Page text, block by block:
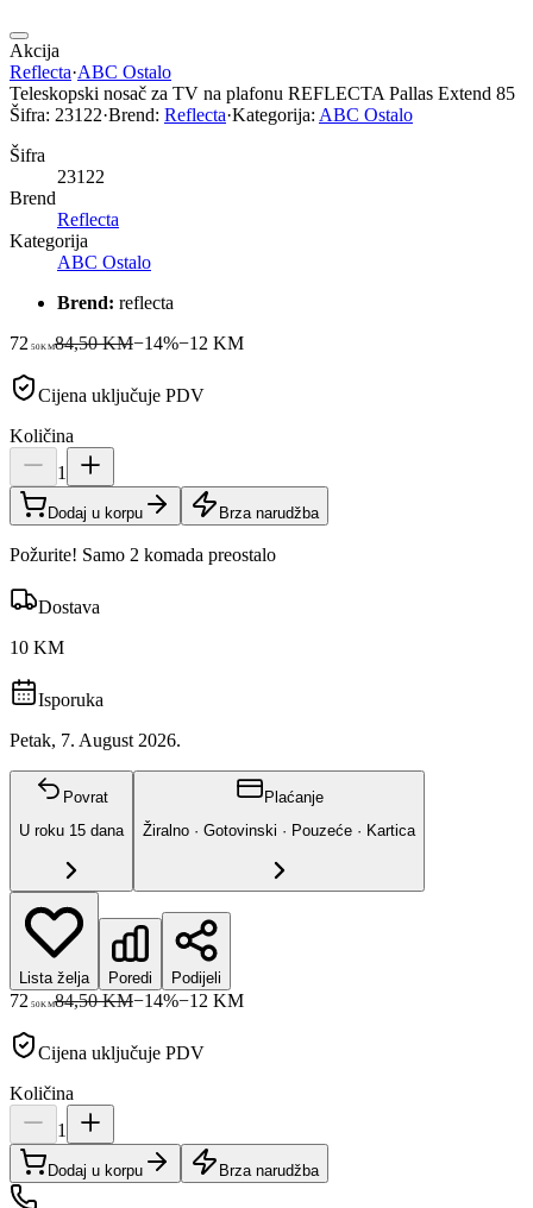
Akcija
Reflecta·ABC Ostalo
Teleskopski nosač za TV na plafonu REFLECTA Pallas Extend 85
Šifra: 23122·Brend: Reflecta·Kategorija: ABC Ostalo
Šifra
23122
Brend
Reflecta
Kategorija
ABC Ostalo
Brend: reflecta
72 50KM84,50 KM−14%−12 KM
Cijena uključuje PDV
Količina
1
Dodaj u korpu Brza narudžba
Požurite! Samo 2 komada preostalo
Dostava
10 KM
Isporuka
Petak, 7. August 2026.
Povrat
U roku 15 dana
Plaćanje
Žiralno · Gotovinski · Pouzeće · Kartica
Lista želja Poredi Podijeli
72 50KM84,50 KM−14%−12 KM
Cijena uključuje PDV
Količina
1
Dodaj u korpu Brza narudžba